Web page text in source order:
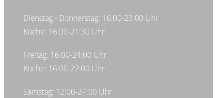
Dienstag - Donnerstag: 16:00-23:00 Uhr
Küche: 16:00-21:30 Uhr
Freitag: 16:00-24:00 Uhr
Küche: 16:00-22:00 Uhr
Samstag: 12:00-24:00 Uhr